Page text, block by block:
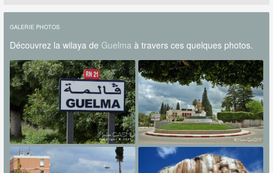
GALERIE PHOTOS
Découvrez la wilaya de Guelmaà travers ces quelques photos.